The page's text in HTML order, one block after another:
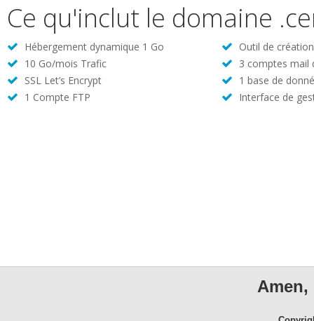
Ce qu'inclut le domaine
Hébergement dynamique 1 Go
Outil de
10 Go/mois Trafic
3 comptes mail
SSL Let’s Encrypt
1 base de
1 Compte FTP
Interface de